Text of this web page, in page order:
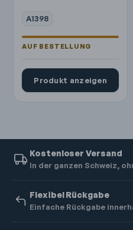
A1398
Produkt anzeigen
Kostenloser Versand
In der ganzen Schweiz,
Flexibel Rückgabe
Einfache Rückgabe